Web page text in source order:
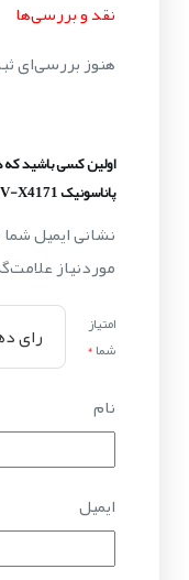
نقد و بررسی‌ها
هنوز بررسی‌ای
اولین کسی باشید
پاناسونیک WV-X4171”
نشانی ایمیل
موردنیاز
امتیاز
شما*
نام
ایمیل